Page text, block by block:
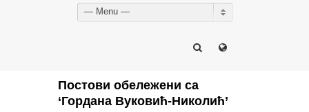
— Menu —
Постови обележени са
‘Гордана Вуковић-Николић’